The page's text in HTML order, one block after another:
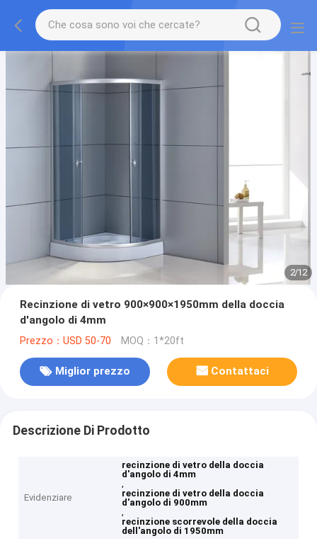
2/12
Recinzione di vetro 900×900×1950mm della doccia
d'angolo di 4mm
Prezzo：USD 50-70 MOQ：1*20ft
Miglior prezzo Contattaci
Descrizione Di Prodotto
Evidenziare
recinzione di vetro della doccia
d'angolo di 4mm
,
recinzione di vetro della doccia
d'angolo di 900mm
,
recinzione scorrevole della doccia
dell'angolo di 1950mm